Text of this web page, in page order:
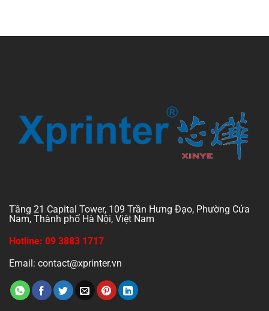
Tầng 21 Capital Tower, 109 Trần Hưng Đạo, Phường Cửa
Nam, Thành phố Hà Nội, Việt Nam
Hotline: 09 3883 1717
Email: contact@xprinter.vn